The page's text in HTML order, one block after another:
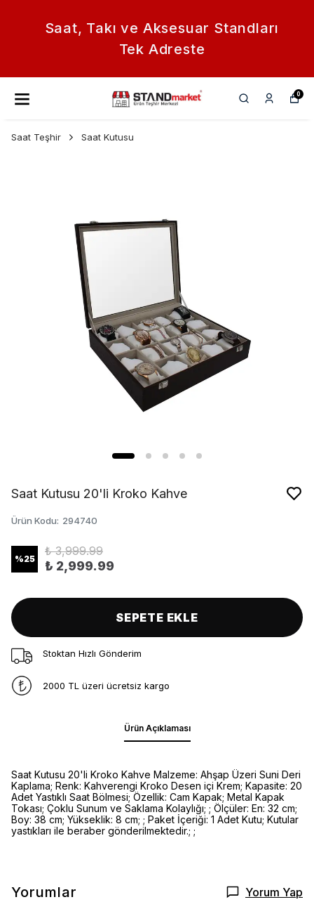
Saat, Takı ve Aksesuar Standları
Tek Adreste
0
Saat Teşhir Saat Kutusu
Saat Kutusu 20'li Kroko Kahve
Ürün Kodu: 294740
%25
₺ 3,999.99
₺ 2,999.99
SEPETE EKLE
Stoktan Hızlı Gönderim
2000 TL üzeri ücretsiz kargo
Ürün Açıklaması
Saat Kutusu 20'li Kroko Kahve Malzeme: Ahşap Üzeri Suni Deri
Kaplama; Renk: Kahverengi Kroko Desen içi Krem; Kapasite: 20
Adet Yastıklı Saat Bölmesi; Özellik: Cam Kapak; Metal Kapak
Tokası; Çoklu Sunum ve Saklama Kolaylığı; ; Ölçüler: En: 32 cm;
Boy: 38 cm; Yükseklik: 8 cm; ; Paket İçeriği: 1 Adet Kutu; Kutular
yastıkları ile beraber gönderilmektedir.; ;
Yorumlar Yorum Yap